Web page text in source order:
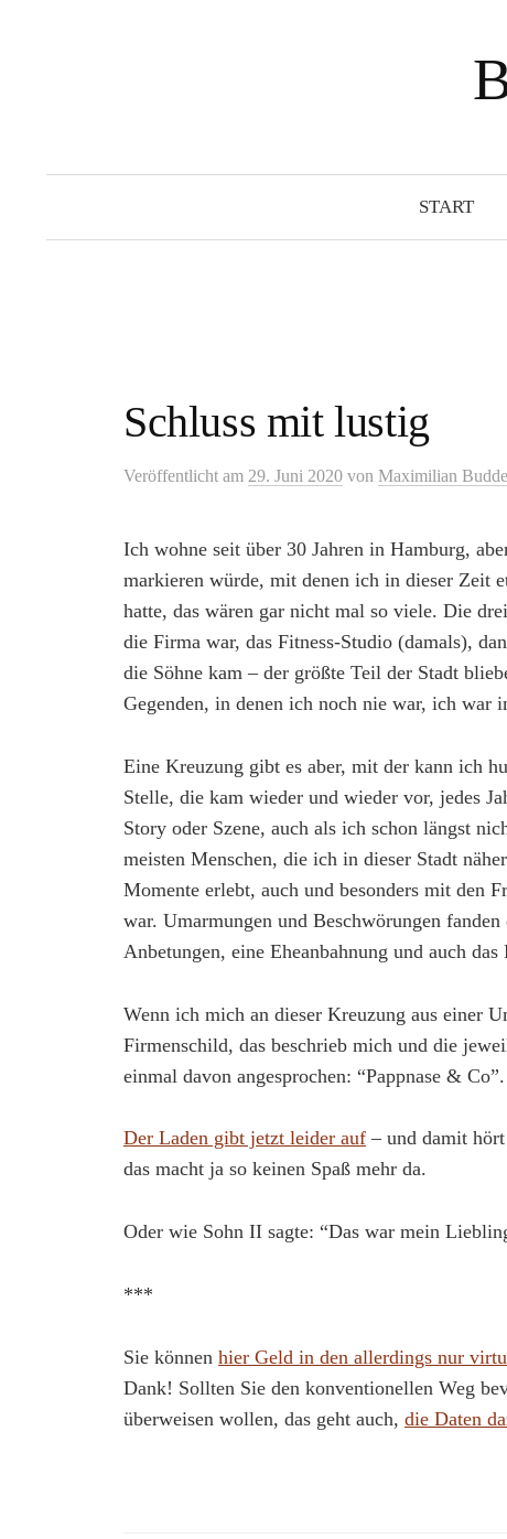
START
Schluss mit lustig
Veröffentlicht am 29. Juni 2020 von Maximilian
Ich wohne seit über 30 Jahren in Hamburg,
markieren würde, mit denen ich in dieser Zeit
hatte, das wären gar nicht mal so viele. Die
die Firma war, das Fitness-Studio (damals),
die Söhne kam – der größte Teil der Stadt
Gegenden, in denen ich noch nie war, ich war
Eine Kreuzung gibt es aber, mit der kann ich
Stelle, die kam wieder und wieder vor, jedes
Story oder Szene, auch als ich schon längst
meisten Menschen, die ich in dieser Stadt
Momente erlebt, auch und besonders mit den
war. Umarmungen und Beschwörungen
Anbetungen, eine Eheanbahnung und auch
Wenn ich mich an dieser Kreuzung aus einer
Firmenschild, das beschrieb mich und die
einmal davon angesprochen: “Pappnase & Co”.
Der Laden gibt jetzt leider auf – und damit
das macht ja so keinen Spaß mehr da.
Oder wie Sohn II sagte: “Das war mein
***
Sie können hier Geld in den allerdings nur
Dank! Sollten Sie den konventionellen Weg
überweisen wollen, das geht auch, die Daten